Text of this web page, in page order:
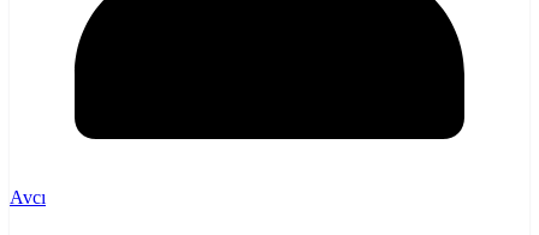
Avcı